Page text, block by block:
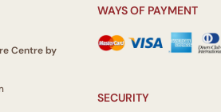
Centre by
WAYS OF PAYMENT
SECURITY